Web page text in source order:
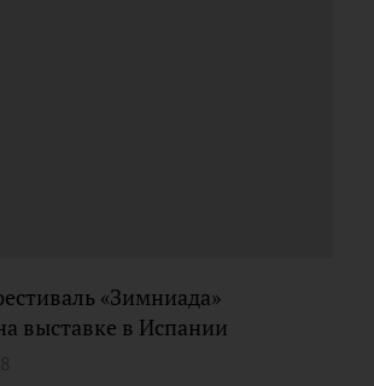
«Зимниада»
выставке в Испании